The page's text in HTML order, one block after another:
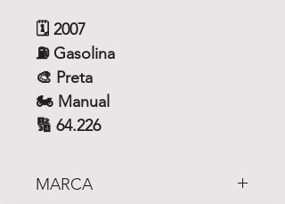
🗓️ 2007
⛽ Gasolina
🎨 Preta
🏍️ Manual
🔢 64.226
MARCA